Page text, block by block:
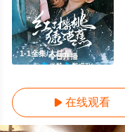
1-1全集/大结局
 在线观看